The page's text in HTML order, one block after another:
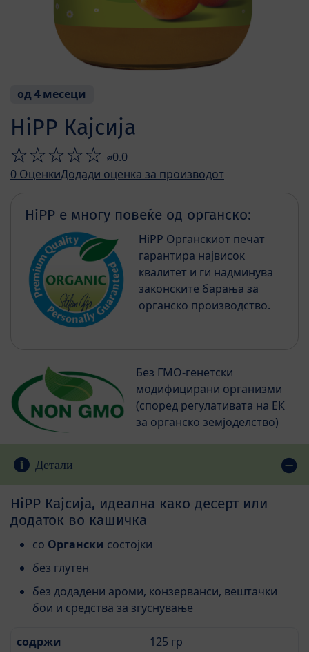
од 4 месеци
HiPP Кајсија
⌀0.0
0 ОценкиДодади оценка за производот
HiPP е многу повеќе од органско:
HiPP Органскиот печат
гарантира највисок
квалитет и ги надминува
законските барања за
органско производство.
Без ГМО-генетски
модифицирани организми
(според регулативата на ЕК
за органско земјоделство)
Детали
HiPP Кајсија, идеална како десерт или
додаток во кашичка
со Органски состојки
без глутен
без додадени ароми, конзерванси, вештачки
бои и средства за згуснување
содржи
125 гр